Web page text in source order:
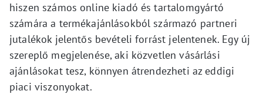
hiszen számos online kiadó és tartalomgyártó
számára a termékajánlásokból származó partneri
jutalékok jelentős bevételi forrást jelentenek. Egy új
szereplő megjelenése, aki közvetlen vásárlási
ajánlásokat tesz, könnyen átrendezheti az eddigi
piaci viszonyokat.